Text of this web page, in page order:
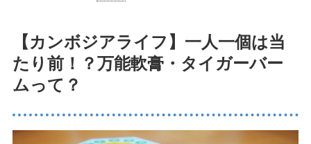
【カンボジアライフ】一人一個は当
たり前！？万能軟膏・タイガーバー
ムって？